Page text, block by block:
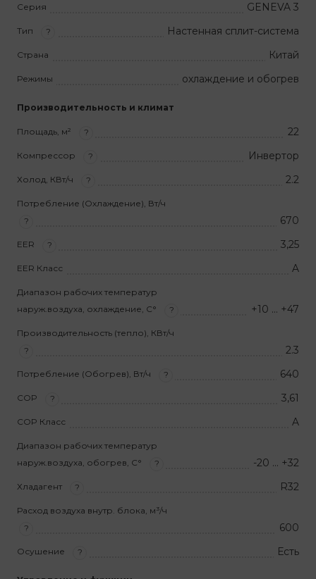
Серия GENEVA 3
Тип ? Настенная сплит-система
Страна Китай
Режимы охлаждение и обогрев
Производительность и климат
Площадь, м² ? 22
Компрессор ? Инвертор
Холод, КВт/ч ? 2.2
Потребление (Охлаждение), Вт/ч
?
670
EER ? 3,25
EER Класс A
Диапазон рабочих температур
наруж.воздуха, охлаждение, С°
? +10 … +47
Производительность (тепло), КВт/ч
?
2.3
Потребление (Обогрев), Вт/ч ? 640
COP ? 3,61
COP Класс A
Диапазон рабочих температур
наруж.воздуха, обогрев, С°
? -20 … +32
Хладагент ? R32
Расход воздуха внутр. блока, м³/ч
?
600
Осушение ? Есть